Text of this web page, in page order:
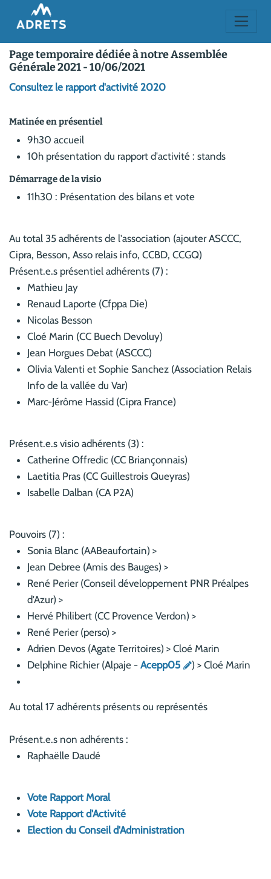
Page temporaire dédiée à notre Assemblée
Générale 2021 - 10/06/2021
Consultez le rapport d'activité 2020
Matinée en présentiel
9h30 accueil
10h présentation du rapport d'activité : stands
Démarrage de la visio
11h30 : Présentation des bilans et vote
Au total 35 adhérents de l'association (ajouter ASCCC,
Cipra, Besson, Asso relais info, CCBD, CCGQ)
Présent.e.s présentiel adhérents (7) :
Mathieu Jay
Renaud Laporte (Cfppa Die)
Nicolas Besson
Cloé Marin (CC Buech Devoluy)
Jean Horgues Debat (ASCCC)
Olivia Valenti et Sophie Sanchez (Association Relais
Info de la vallée du Var)
Marc-Jérôme Hassid (Cipra France)
Présent.e.s visio adhérents (3) :
Catherine Offredic (CC Briançonnais)
Laetitia Pras (CC Guillestrois Queyras)
Isabelle Dalban (CA P2A)
Pouvoirs (7) :
Sonia Blanc (AABeaufortain) >
Jean Debree (Amis des Bauges) >
René Perier (Conseil développement PNR Préalpes
d'Azur) >
Hervé Philibert (CC Provence Verdon) >
René Perier (perso) >
Adrien Devos (Agate Territoires) > Cloé Marin
Delphine Richier (Alpaje - Acepp05 ) > Cloé Marin
Au total 17 adhérents présents ou représentés
Présent.e.s non adhérents :
Raphaëlle Daudé
Vote Rapport Moral
Vote Rapport d'Activité
Election du Conseil d'Administration